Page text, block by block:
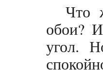
Что
обои?
угол.